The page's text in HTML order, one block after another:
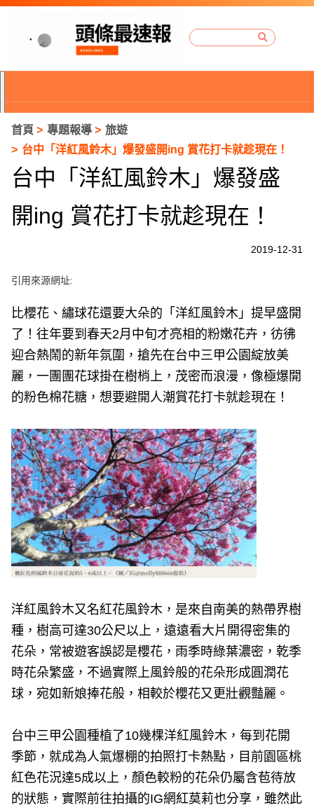
首頁 專題報導
旅遊
台中「洋紅風鈴木」爆發盛開ing 賞花打卡就趁現在！
台中「洋紅風鈴木」爆發盛
開ing 賞花打卡就趁現在！
2019-12-31
引用來源網址:
比櫻花、繡球花還要大朵的「洋紅風鈴木」提早盛開
了！往年要到春天2月中旬才亮相的粉嫩花卉，彷彿
迎合熱鬧的新年氛圍，搶先在台中三甲公園綻放美
麗，一團團花球掛在樹梢上，茂密而浪漫，像極爆開
的粉色棉花糖，想要避開人潮賞花打卡就趁現在！
洋紅風鈴木又名紅花風鈴木，是來自南美的熱帶界樹
種，樹高可達30公尺以上，遠遠看大片開得密集的
花朵，常被遊客誤認是櫻花，雨季時綠葉濃密，乾季
時花朵繁盛，不過實際上風鈴般的花朵形成圓潤花
球，宛如新娘捧花般，相較於櫻花又更壯觀豔麗。
台中三甲公園種植了10幾棵洋紅風鈴木，每到花開
季節，就成為人氣爆棚的拍照打卡熱點，目前園區桃
紅色花況達5成以上，顏色較粉的花朵仍屬含苞待放
的狀態，實際前往拍攝的IG網紅莫莉也分享，雖然此